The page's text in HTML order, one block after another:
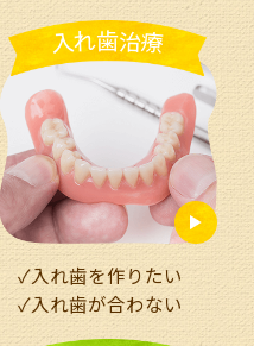
入れ歯治療
✓入れ歯を作りたい
✓入れ歯が合わない